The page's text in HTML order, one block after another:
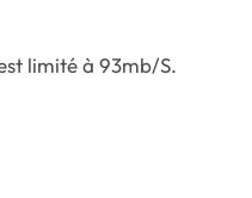
limité à 93mb/S.